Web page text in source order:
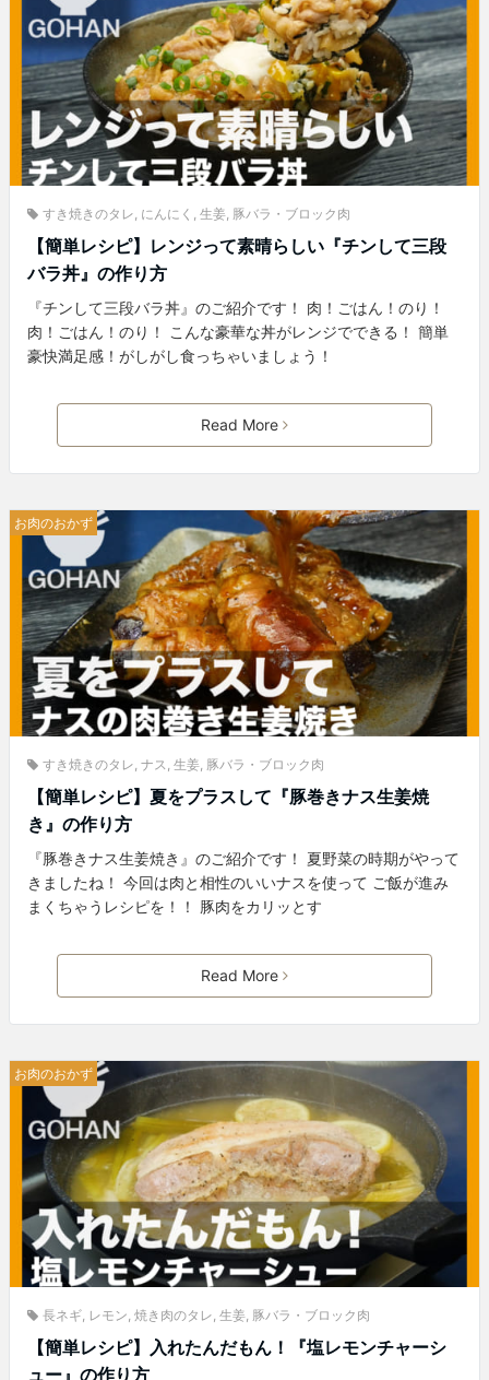
すき焼きのタレ, にんにく , 生姜, 豚バラ・ブロック肉
【簡単レシピ】レンジって素晴らしい『チンして三段
バラ丼』の作り方
『チンして三段バラ丼』のご紹介です！ 肉！ごはん！のり！
肉！ごはん！のり！ こんな豪華な丼がレンジでできる！ 簡単
豪快満足感！がしがし食っちゃいましょう！
Read More
お肉のおかず
すき焼きのタレ, ナス, 生姜, 豚バラ・ブロック肉
【簡単レシピ】夏をプラスして『豚巻きナス生姜焼
き』の作り方
『豚巻きナス生姜焼き』のご紹介です！ 夏野菜の時期がやって
きましたね！ 今回は肉と相性のいいナスを使って ご飯が進み
まくちゃうレシピを！！ 豚肉をカリッとす
Read More
お肉のおかず
長ネギ, レモン, 焼き肉のタレ, 生姜, 豚バラ・ブロック肉
【簡単レシピ】入れたんだもん！『塩レモンチャーシ
ュー』の作り方